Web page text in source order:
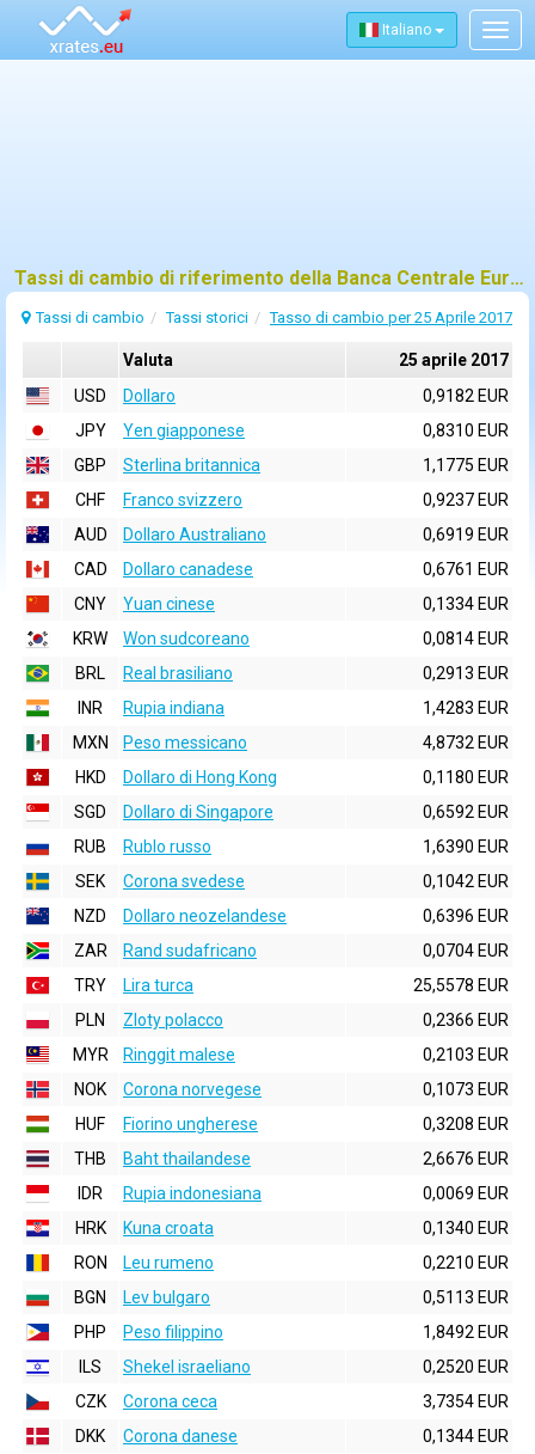
Italiano
Tassi di cambio di riferimento della Banca Centrale Europea (BCE) per 25 aprile 2017
Tassi di cambio Tassi storici Tasso di cambio per 25 Aprile 2017
Valuta
25 aprile 2017
USD
Dollaro
0,9182 EUR
JPY
Yen giapponese
0,8310 EUR
GBP
Sterlina britannica
1,1775 EUR
CHF
Franco svizzero
0,9237 EUR
AUD
Dollaro Australiano
0,6919 EUR
CAD
Dollaro canadese
0,6761 EUR
CNY
Yuan cinese
0,1334 EUR
KRW
Won sudcoreano
0,0814 EUR
BRL
Real brasiliano
0,2913 EUR
INR
Rupia indiana
1,4283 EUR
MXN
Peso messicano
4,8732 EUR
HKD
Dollaro di Hong Kong
0,1180 EUR
SGD
Dollaro di Singapore
0,6592 EUR
RUB
Rublo russo
1,6390 EUR
SEK
Corona svedese
0,1042 EUR
NZD
Dollaro neozelandese
0,6396 EUR
ZAR
Rand sudafricano
0,0704 EUR
TRY
Lira turca
25,5578 EUR
PLN
Zloty polacco
0,2366 EUR
MYR
Ringgit malese
0,2103 EUR
NOK
Corona norvegese
0,1073 EUR
HUF
Fiorino ungherese
0,3208 EUR
THB
Baht thailandese
2,6676 EUR
IDR
Rupia indonesiana
0,0069 EUR
HRK
Kuna croata
0,1340 EUR
RON
Leu rumeno
0,2210 EUR
BGN
Lev bulgaro
0,5113 EUR
PHP
Peso filippino
1,8492 EUR
ILS
Shekel israeliano
0,2520 EUR
CZK
Corona ceca
3,7354 EUR
DKK
Corona danese 0,1344 EUR